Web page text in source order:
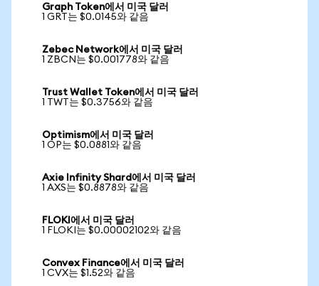
Graph Token에서 미국 달러
1 GRT는 $0.0145와 같음
Zebec Network에서 미국 달러
1 ZBCN는 $0.001778와 같음
Trust Wallet Token에서 미국 달러
1 TWT는 $0.3756와 같음
Optimism에서 미국 달러
1 OP는 $0.0881와 같음
Axie Infinity Shard에서 미국 달러
1 AXS는 $0.8878와 같음
FLOKI에서 미국 달러
1 FLOKI는 $0.00002102와 같음
Convex Finance에서 미국 달러
1 CVX는 $1.52와 같음